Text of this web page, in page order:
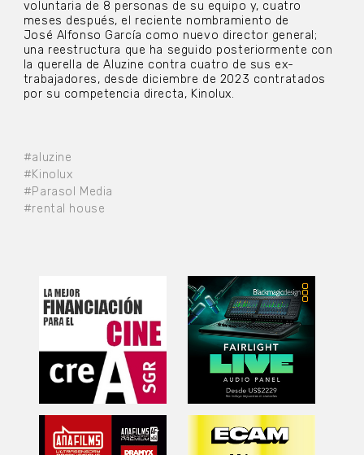
#aluzine
#Kinolux
#Parasol Media
#rental house
voluntaria de 8 personas de su equipo y, cuatro
meses después, el reciente nombramiento de
José Alfonso García como nuevo director general;
una reestructura que ha seguido posteriormente con
la querella de Aluzine contra cuatro de sus ex-
trabajadores, desde diciembre de 2023 contratados
por su competencia directa, Kinolux.